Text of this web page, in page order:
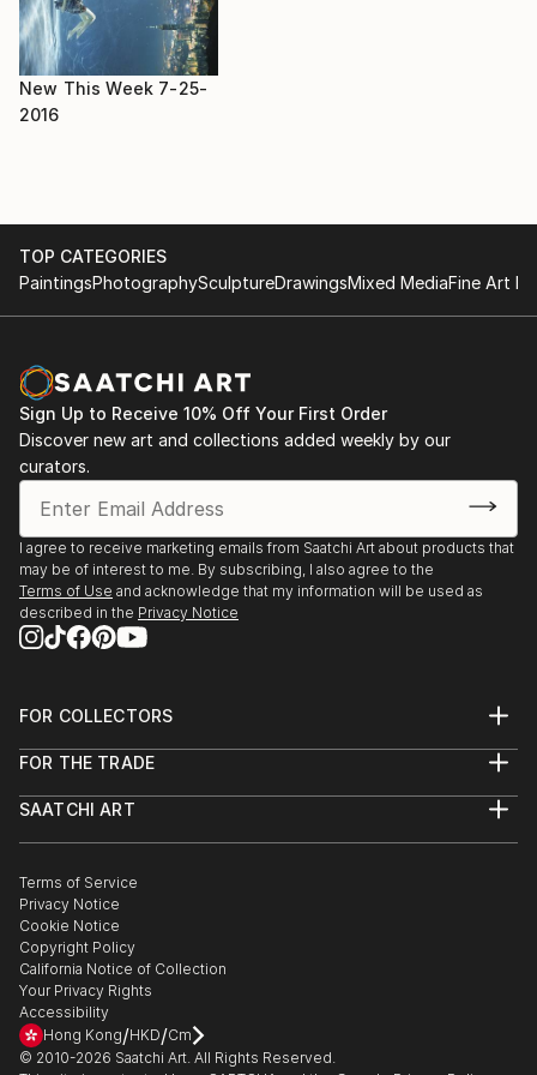
Hyperréalisme, style qui lui correspond mieux et qui
réclame une grande patience et un regard aiguisé !!! Il
aime peindre des thèmes simples pour en magnifier la
banalité.
2016 : Exposition pour la Ville de SENS. "Vrai illusion
ou fausse réalité"
2017 : La Madeleine- PARIS : "La nature Abstraite de
la Réalité"
New This Week 7-25-
2016
TOP CATEGORIES
PaintingsPhotographySculptureDrawingsMixed MediaFine Art
Sign Up to Receive 10% Off Your First Order
Discover new art and collections added weekly by our
curators.
I agree to receive marketing emails from Saatchi Art about products that
may be of interest to me. By subscribing, I also agree to the
Terms of Use and acknowledge that my information will be used as
described in the Privacy Notice
FOR COLLECTORS
Help Center
Commissions
Gift Card
FOR THE TRADE
Trade Program
Healthcare
Multi Family & Residential
Contact Art Consultant
SAATCHI ART
The Other Art Fair
Sell on Saatchi Art
Affiliate Program
Careers
Contact Support
Terms of Service
Privacy Notice
Cookie Notice
Copyright Policy
California Notice of Collection
Your Privacy Rights
Accessibility
Hong Kong/HKD/Cm
© 2010-2026 Saatchi Art. All Rights Reserved.